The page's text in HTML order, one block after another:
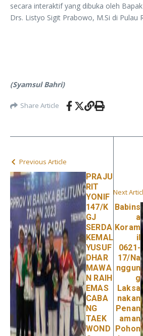
secara interaktif yang dibuka oleh
Drs. Listyo Sigit Prabowo, M.Si di Pulau
(Syamsul Bahri)
Share Article
Previous Article
PRAJU
RIT
YONIF
147/K
GJ
SERDA
KEMAL
YUSUF
DHAR
MAWA
N RAIH
EMAS
CABA
NG
TAEK
WOND
Next
Babins
a
Koram
il
0621-
17/Na
nggun
g
Laksa
nakan
Penan
aman
Pohon